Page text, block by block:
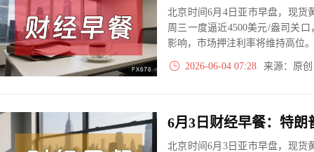
北京时间6月4日亚市早盘，现货
周三一度逼近4500美元/盎司关
影响，市场押注利率将维持高位。
2026-06-04 07:28 来源：原
北京时间6月3日亚市早盘，现货